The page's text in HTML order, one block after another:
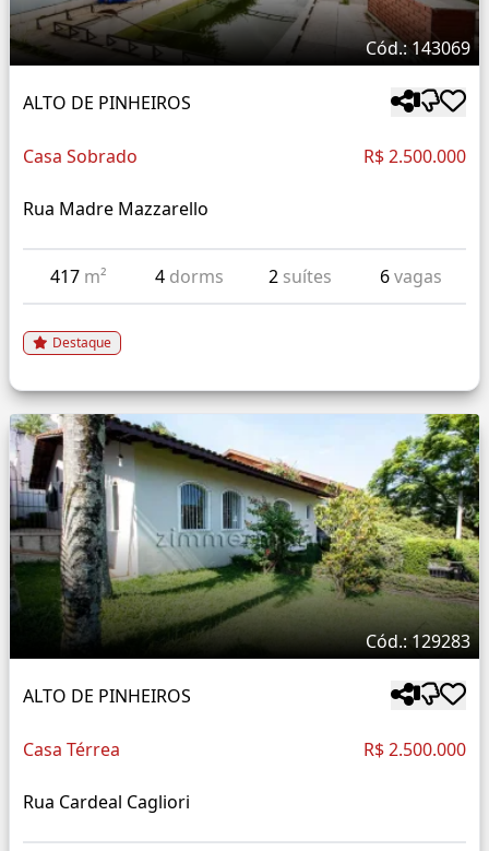
Cód.: 143069
ALTO DE PINHEIROS
Casa Sobrado R$ 2.500.000
Rua Madre Mazzarello
417 m² 4 dorms 2 suítes 6vagas
Destaque
Cód.: 129283
ALTO DE PINHEIROS
Casa Térrea R$ 2.500.000
Rua Cardeal Cagliori